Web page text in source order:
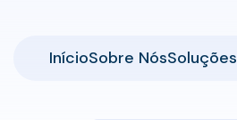
InícioSobre NósSoluções